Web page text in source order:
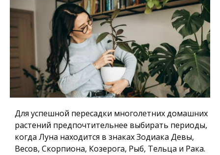
Для успешной пересадки многолетних домашних
растений предпочтительнее выбирать периоды,
когда Луна находится в знаках Зодиака Девы,
Весов, Скорпиона, Козерога, Рыб, Тельца и Рака.